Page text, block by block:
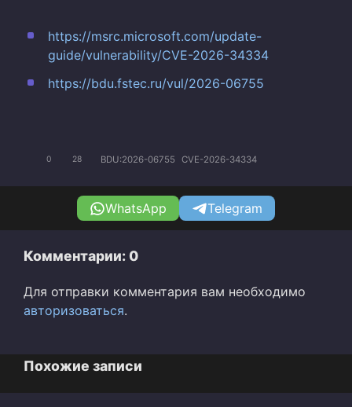
https://msrc.microsoft.com/update-
guide/vulnerability/CVE-2026-34334
https://bdu.fstec.ru/vul/2026-06755
0 28 BDU:2026-06755 CVE-2026-34334
WhatsApp Telegram
Комментарии: 0
Для отправки комментария вам необходимо
авторизоваться.
Похожие записи